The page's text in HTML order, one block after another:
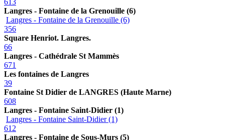
Langres - Fontaine de la Grenouille (6)
Langres - Fontaine de la Grenouille (6)
356
Square Henriot. Langres.
66
Langres - Cathédrale St Mammès
671
Les fontaines de Langres
39
Fontaine St Didier de LANGRES (Haute Marne)
608
Langres - Fontaine Saint-Didier (1)
Langres - Fontaine Saint-Didier (1)
612
Langres - Fontaine de Sous-Murs (5)